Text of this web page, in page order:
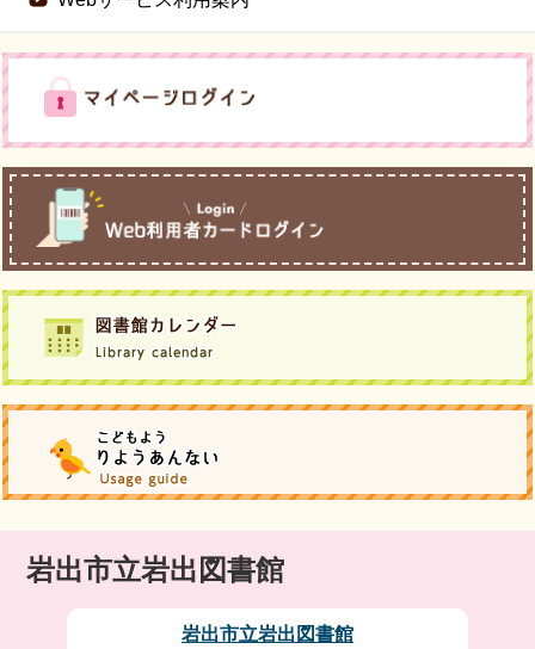
岩出市立岩出図書館
岩出市立岩出図書館